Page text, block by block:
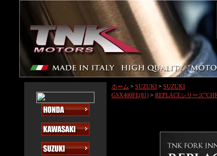
ホーム > SUZUKI > SUZUKI
GSX400FE(81) > REPLACEシリーズ